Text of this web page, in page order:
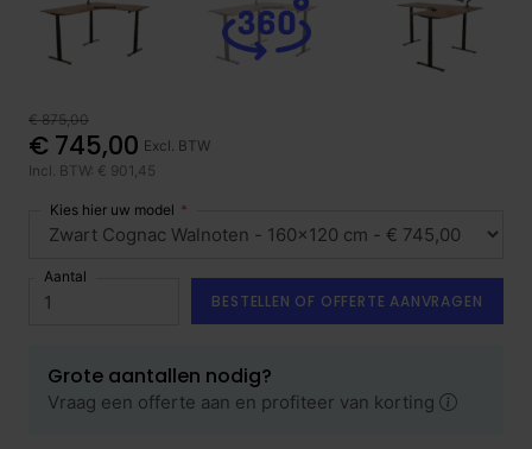
€ 875,00
€ 745,00 Excl. BTW
Incl. BTW: € 901,45
Kies hier uw model
Aantal
BESTELLEN OF OFFERTE AANVRAGEN
Grote aantallen nodig?
Vraag een offerte aan en profiteer van korting